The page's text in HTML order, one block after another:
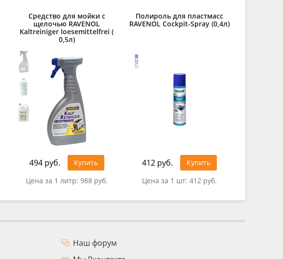
Средство для мойки с
щелочью RAVENOL
Kaltreiniger loesemittelfrei (
0,5л)
494 руб.
Купить
Цена за 1 литр: 988 руб.
Полироль для пластмасс
RAVENOL Cockpit-Spray (0,4л)
412 руб.
Купить
Цена за 1 шт: 412 руб.
Наш форум